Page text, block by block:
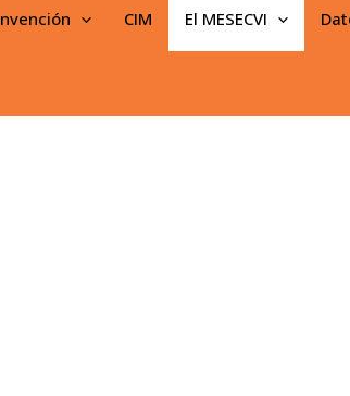
CIM El MESECVI